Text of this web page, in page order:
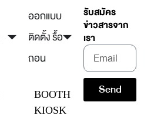
ออกแบบ
ติดตั้ง รื้อ
ถอน
BOOTH
KIOSK
รับสมัคร
ข่าวสารจาก
เรา
Send